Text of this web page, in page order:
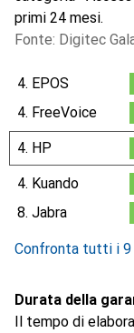
primi 24 mesi.
Fonte: Digitec
4. EPOS
%
4. FreeVoice
0.1%
4. HP
0.1%
4. Kuando
%
8. Jabra
Confronta tutti i 9
Durata della
Il tempo di